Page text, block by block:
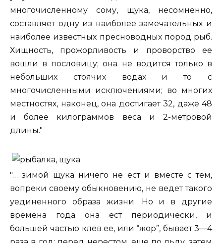
многочисленному сому, щука, несомненно,
составляет одну из наиболее замечательных и
наиболее известных пресноводных пород рыб.
Хищность, прожорливость и проворство ее
вошли в пословицу; она не водится только в
небольших стоячих водах и то с
многочисленными исключениями; во многих
местностях, наконец, она достигает 32, даже 48
и более килограммов веса и 2-метровой
длины."
"… зимой щука ничего не ест и вместе с тем,
вопреки своему обыкновению, не ведет такого
уединенного образа жизни. Но и в другие
времена года она ест периодически, и
большей частью клев ее, или “жор”, бывает 3—4